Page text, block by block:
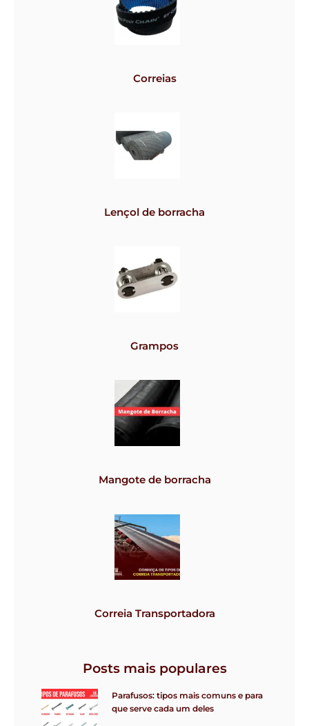
Correias
Lençol de borracha
Grampos
Mangote de borracha
Correia Transportadora
Posts mais populares
Parafusos: tipos mais comuns e para
que serve cada um deles